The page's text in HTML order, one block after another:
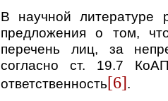
В научной литературе
предложения о том,
перечень лиц, за
согласно ст. 19.7
ответственность[6].